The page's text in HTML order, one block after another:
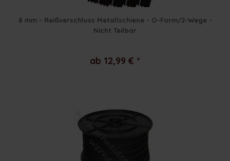
8 mm - Reißverschluss Metallschiene - O-Form/2-Wege -
Nicht Teilbar
ab 12,99 € *